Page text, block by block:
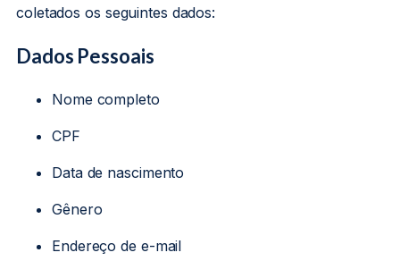
coletados os seguintes dados:
Dados Pessoais
Nome completo
CPF
Data de nascimento
Gênero
Endereço de e-mail